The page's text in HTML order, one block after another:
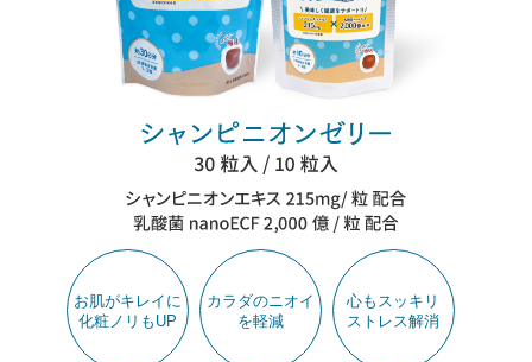
お肌がキレイに
化粧ノリもUP
カラダのニオイ
を軽減
心もスッキリ
ストレス解消